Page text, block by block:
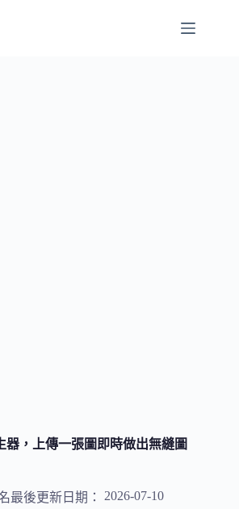
器，上傳一張圖即時做出無縫圖
最後更新日期：
2026-07-10